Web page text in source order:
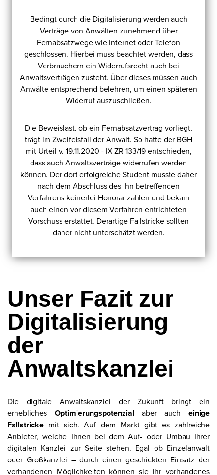
Bedingt durch die Digitalisierung werden auch
Verträge von Anwälten zunehmend über
Fernabsatzwege wie Internet oder Telefon
geschlossen. Hierbei muss beachtet werden, dass
Verbrauchern ein Widerrufsrecht auch bei
Anwaltsverträgen zusteht. Über dieses müssen auch
Anwälte entsprechend belehren, um einen späteren
Widerruf auszuschließen.
Die Beweislast, ob ein Fernabsatzvertrag vorliegt,
trägt im Zweifelsfall der Anwalt. So hatte der BGH
mit Urteil v. 19.11.2020 - IX ZR 133/19 entschieden,
dass auch Anwaltsverträge widerrufen werden
können. Der dort erfolgreiche Student musste daher
nach dem Abschluss des ihn betreffenden
Verfahrens keinerlei Honorar zahlen und bekam
auch einen vor diesem Verfahren entrichteten
Vorschuss erstattet. Derartige Fallstricke sollten
daher nicht unterschätzt werden.
Unser Fazit zur
Digitalisierung
der
Anwaltskanzlei
Die digitale Anwaltskanzlei der Zukunft bringt ein
erhebliches Optimierungspotenzial aber auch einige
Fallstricke mit sich. Auf dem Markt gibt es zahlreiche
Anbieter, welche Ihnen bei dem Auf- oder Umbau Ihrer
digitalen Kanzlei zur Seite stehen. Egal ob Einzelanwalt
oder Großkanzlei – durch einen geschickten Einsatz der
vorhandenen Möglichkeiten können sie ihr vorhandenes